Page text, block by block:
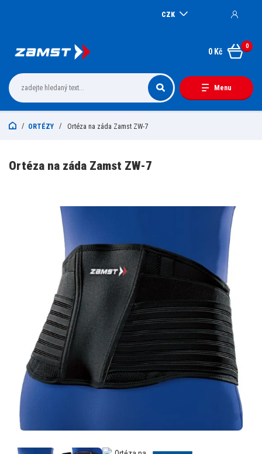
Menu
CZK
0
0 Kč
ORTÉZY Ortéza na záda Zamst ZW-7
Ortéza na záda Zamst ZW-7